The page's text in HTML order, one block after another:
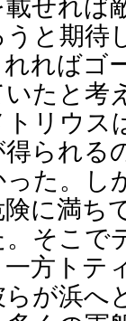
せれば
うと期待
ればゴ
たと考
リウス
得られる
った。し
に満ち
そこで
一方トテ
らが浜へ